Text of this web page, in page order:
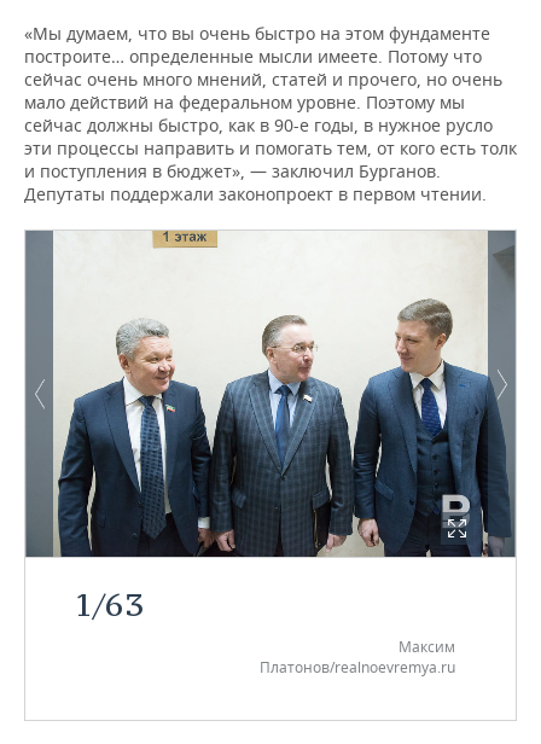
«Мы думаем, что вы очень быстро на этом фундаменте
построите… определенные мысли имеете. Потому что
сейчас очень много мнений, статей и прочего, но очень
мало действий на федеральном уровне. Поэтому мы
сейчас должны быстро, как в 90-е годы, в нужное русло
эти процессы направить и помогать тем, от кого есть толк
и поступления в бюджет», — заключил Бурганов.
Депутаты поддержали законопроект в первом чтении.
1/63
Максим
Платонов/realnoevremya.ru